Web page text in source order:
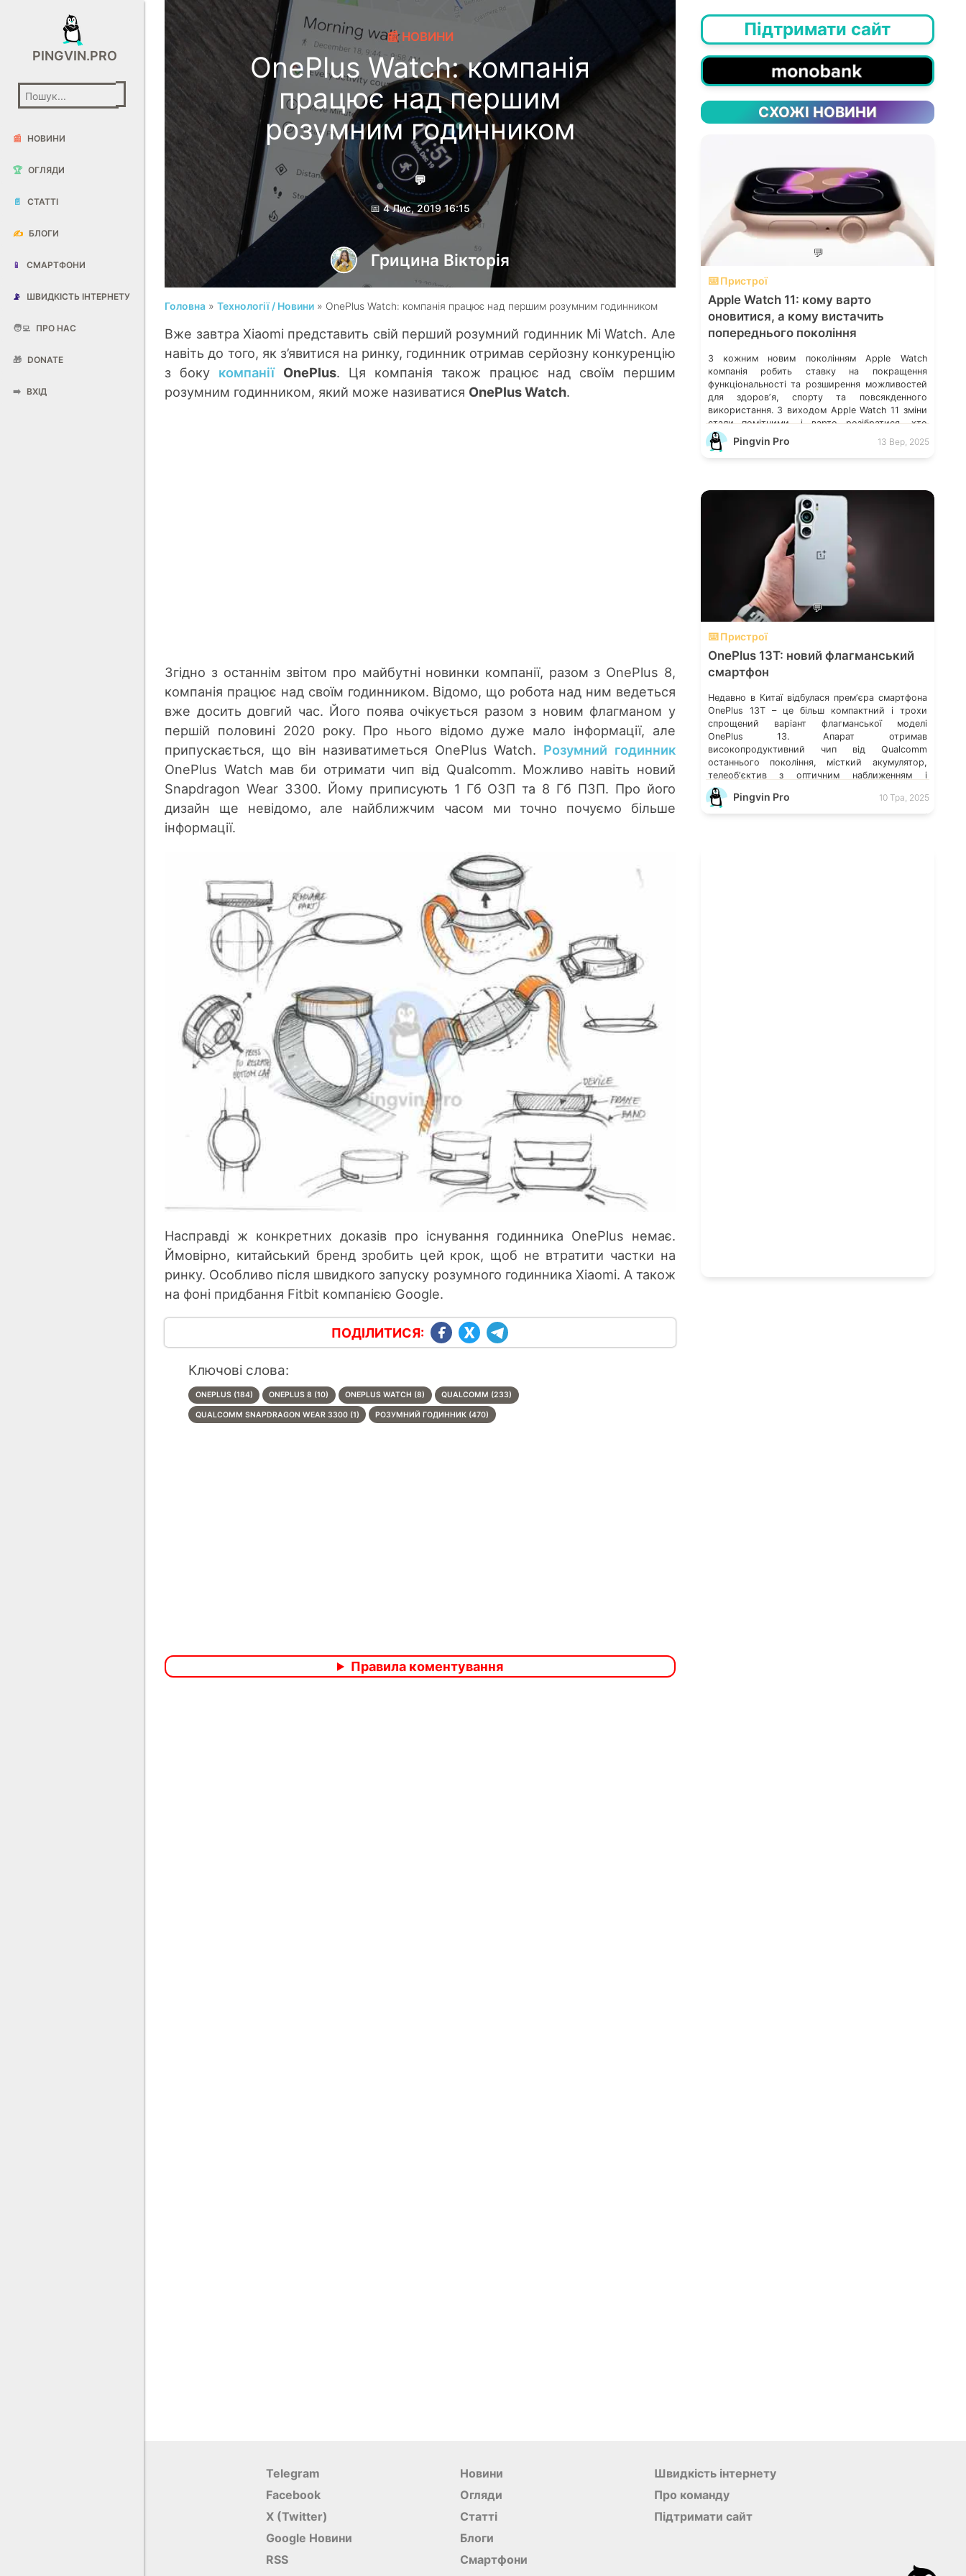
PINGVIN.PRO
📰 НОВИНИ
🏆 ОГЛЯДИ
📄 СТАТТІ
✍️ БЛОГИ
📱 СМАРТФОНИ
📡 ШВИДКІСТЬ ІНТЕРНЕТУ
🧑‍💻 ПРО НАС
🎁 DONATE
➡️ ВХІД
📰 НОВИНИ
OnePlus Watch: компанія
працює над першим
розумним годинником
💬
📅 4 Лис, 2019 16:15
Грицина Вікторія
Головна »Технології / Новини » OnePlus Watch: компанія працює над першим розумним годинником
Вже завтра Xiaomi представить свій перший розумний годинник Mi Watch. Але
навіть до того, як з’явитися на ринку, годинник отримав серйозну конкуренцію
з боку компанії OnePlus. Ця компанія також працює над своїм першим
розумним годинником, який може називатися OnePlus Watch.
Згідно з останнім звітом про майбутні новинки компанії, разом з OnePlus 8,
компанія працює над своїм годинником. Відомо, що робота над ним ведеться
вже досить довгий час. Його поява очікується разом з новим флагманом у
першій половині 2020 року. Про нього відомо дуже мало інформації, але
припускається, що він називатиметься OnePlus Watch. Розумний годинник
OnePlus Watch мав би отримати чип від Qualcomm. Можливо навіть новий
Snapdragon Wear 3300. Йому приписують 1 Гб ОЗП та 8 Гб ПЗП. Про його
дизайн ще невідомо, але найближчим часом ми точно почуємо більше
інформації.
Насправді ж конкретних доказів про існування годинника OnePlus немає.
Ймовірно, китайський бренд зробить цей крок, щоб не втратити частки на
ринку. Особливо після швидкого запуску розумного годинника Xiaomi. А також
на фоні придбання Fitbit компанією Google.
ПОДІЛИТИСЯ:
Ключові слова:
ONEPLUS (184) ONEPLUS 8 (10) ONEPLUS WATCH (8) QUALCOMM (233)
QUALCOMM SNAPDRAGON WEAR 3300 (1) РОЗУМНИЙ ГОДИННИК (470)
Правила коментування
Підтримати сайт
СХОЖІ НОВИНИ
💬
⌨️ Пристрої
Apple Watch 11: кому варто
оновитися, а кому вистачить
попереднього покоління
З кожним новим поколінням Apple Watch
компанія робить ставку на покращення
функціональності та розширення можливостей
для здоровʼя, спорту та повсякденного
використання. З виходом Apple Watch 11 зміни
стали помітними, і варто розібратися, хто
дійсно виграє від апгрейду, а кому можна
залишатися на попередніх моделях. Основні
Pingvin Pro 13 Вер, 2025
💬
⌨️ Пристрої
OnePlus 13T: новий флагманський
смартфон
Недавно в Китаї відбулася премʼєра смартфона
OnePlus 13T – це більш компактний і трохи
спрощений варіант флагманської моделі
OnePlus 13. Апарат отримав
високопродуктивний чип від Qualcomm
останнього покоління, місткий акумулятор,
телеобʼєктив з оптичним наближенням і
приємну ціну (менше як $500 у себе на
батьківщині). Якщо ви хочете купити телефон
Pingvin Pro 10 Тра, 2025
Telegram
Facebook
X (Twitter)
Google Новини
RSS
Новини
Огляди
Статті
Блоги
Смартфони
Швидкість інтернету
Про команду
Підтримати сайт